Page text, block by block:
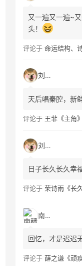
又一遍又一遍~
头！
评论于 命运结构、诗岸《夏
刘看山
天后唱秦腔，新
评论于 王菲《主角》
刘看山
日子长久长久幸
评论于 荣诗雨《长久小
南穑
回忆，才是迟迟
评论于 薛之谦《顽